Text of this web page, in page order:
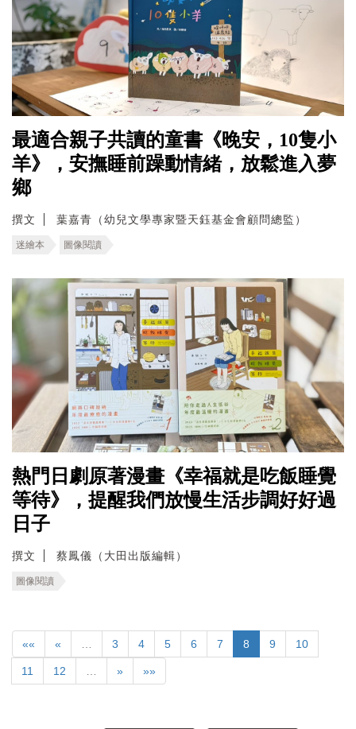
最適合親子共讀的童書《晚安，10隻小
羊》，安撫睡前躁動情緒，放鬆進入夢
鄉
撰文 葉嘉青（幼兒文學專家暨天鈺基金會顧問總監）
迷繪本 圖像閱讀
熱門日劇原著漫畫《幸福就是吃飯睡覺
等待》，提醒我們放慢生活步調好好過
日子
撰文 蔡鳳儀（大田出版編輯）
圖像閱讀
«« « 3 4 5 6 7 8 9 10
11 12 » »»